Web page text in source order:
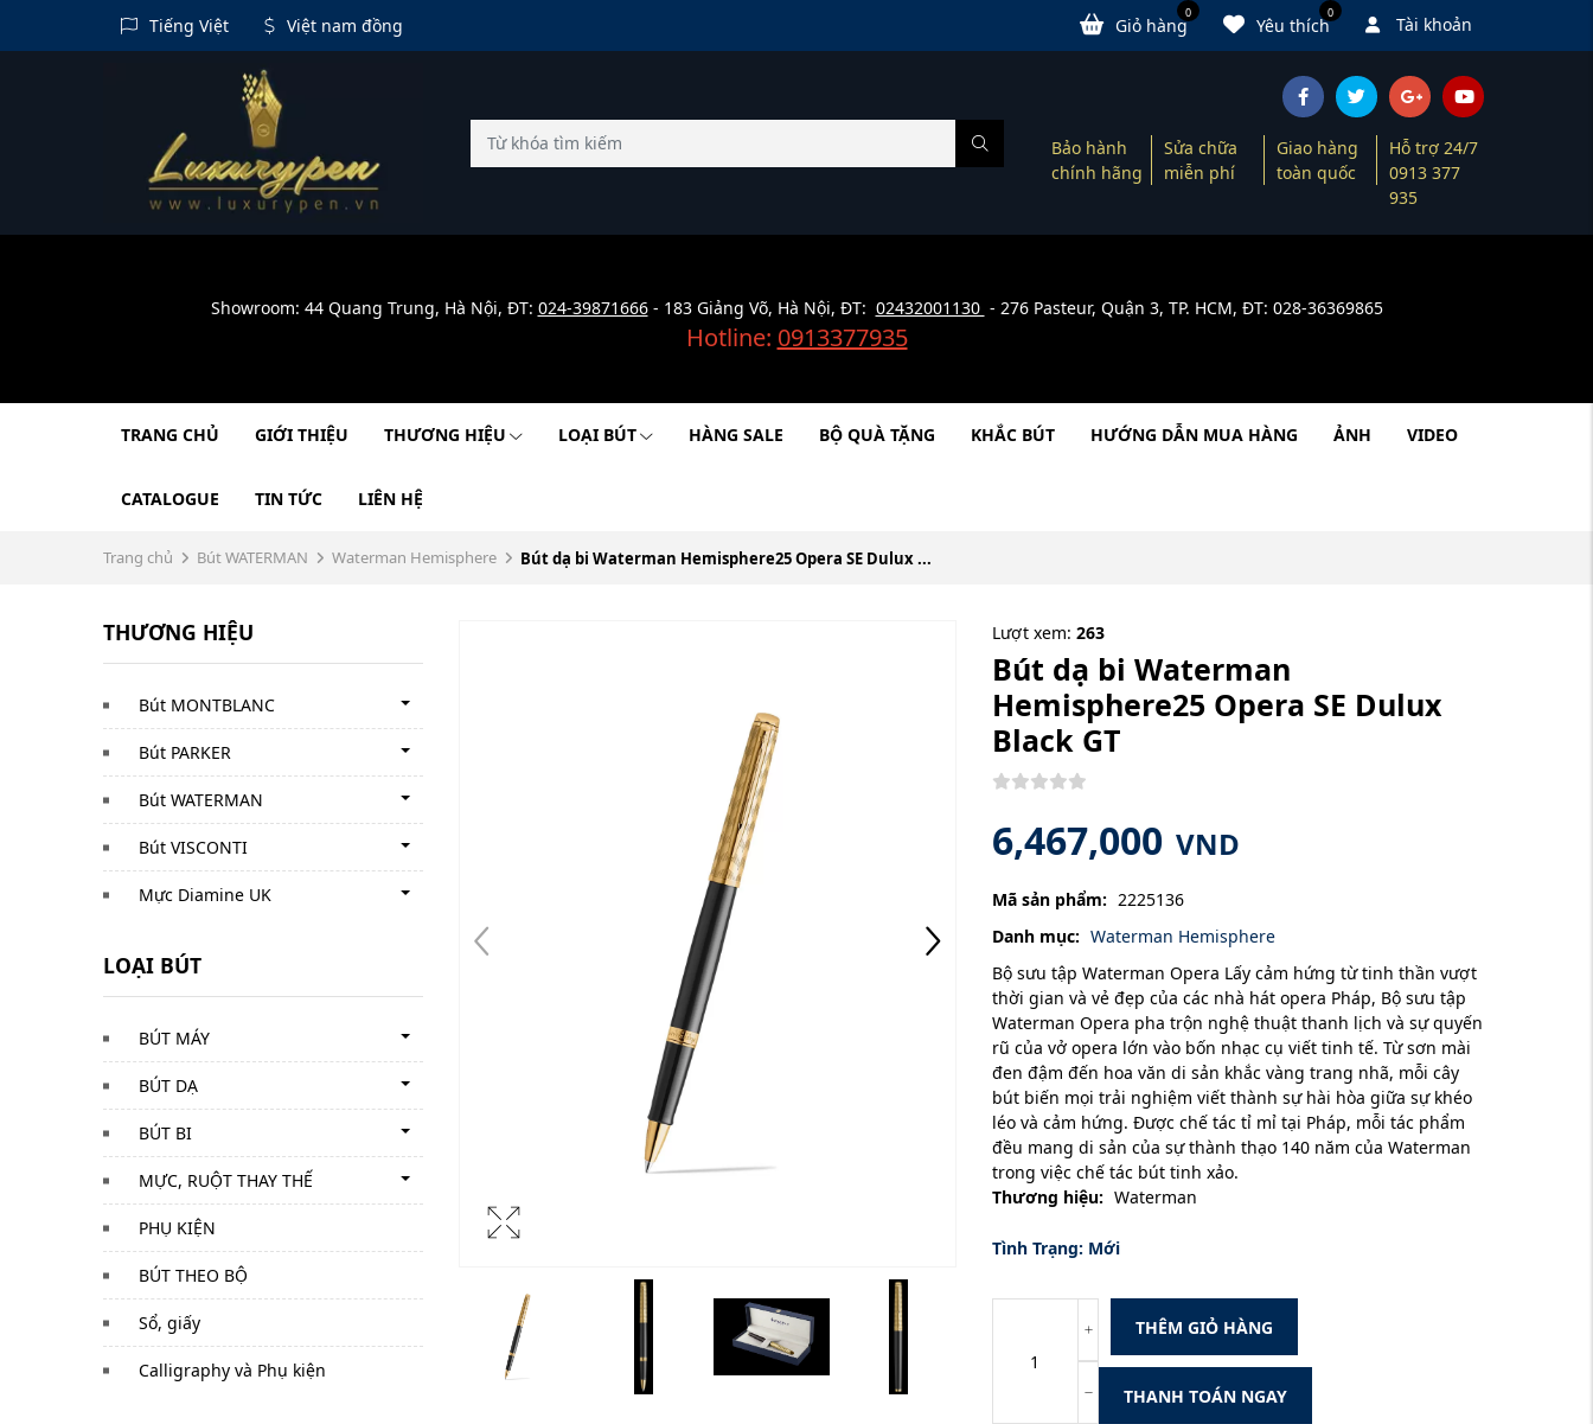
Tiếng Việt Việt nam đồng Tài khoản
0
Yêu thích
0
Giỏ hàng
Bảo hành
chính hãng
Sửa chữa
miễn phí
Giao hàng
toàn quốc
Hỗ trợ 24/7
0913 377
935
Showroom: 44 Quang Trung, Hà Nội, ĐT: 024-39871666- 183 Giảng Võ, Hà Nội, ĐT: 02432001130 - 276 Pasteur, Quận 3, TP. HCM, ĐT: 028-36369865
Hotline: 0913377935
TRANG CHỦ GIỚI THIỆU THƯƠNG HIỆU LOẠI BÚT HÀNG SALE BỘ QUÀ TẶNG KHẮC BÚT HƯỚNG DẪN MUA HÀNG ẢNH VIDEO
CATALOGUE TIN TỨC LIÊN HỆ
Trang chủ Bút WATERMAN Waterman Hemisphere Bút dạ bi Waterman Hemisphere25 Opera SE Dulux ...
THƯƠNG HIỆU
Bút MONTBLANC
Bút PARKER
Bút WATERMAN
Bút VISCONTI
Mực Diamine UK
LOẠI BÚT
BÚT MÁY
BÚT DẠ
BÚT BI
MỰC, RUỘT THAY THẾ
PHỤ KIỆN
BÚT THEO BỘ
Sổ, giấy
Calligraphy và Phụ kiện
Lượt xem: 263
Bút dạ bi Waterman
Hemisphere25 Opera SE Dulux
Black GT
6,467,000 VND
Mã sản phẩm: 2225136
Danh mục: Waterman Hemisphere
Bộ sưu tập Waterman Opera Lấy cảm hứng từ tinh thần vượt
thời gian và vẻ đẹp của các nhà hát opera Pháp, Bộ sưu tập
Waterman Opera pha trộn nghệ thuật thanh lịch và sự quyến
rũ của vở opera lớn vào bốn nhạc cụ viết tinh tế. Từ sơn mài
đen đậm đến hoa văn di sản khắc vàng trang nhã, mỗi cây
bút biến mọi trải nghiệm viết thành sự hài hòa giữa sự khéo
léo và cảm hứng. Được chế tác tỉ mỉ tại Pháp, mỗi tác phẩm
đều mang di sản của sự thành thạo 140 năm của Waterman
trong việc chế tác bút tinh xảo.
Thương hiệu: Waterman
Tình Trạng: Mới
THÊM GIỎ HÀNG
THANH TOÁN NGAY